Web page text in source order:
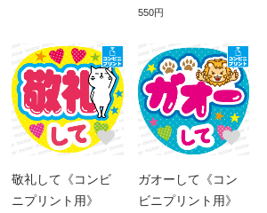
550円
敬礼して《コンビ
ニプリント用》
ガオーして《コン
ビニプリント用》